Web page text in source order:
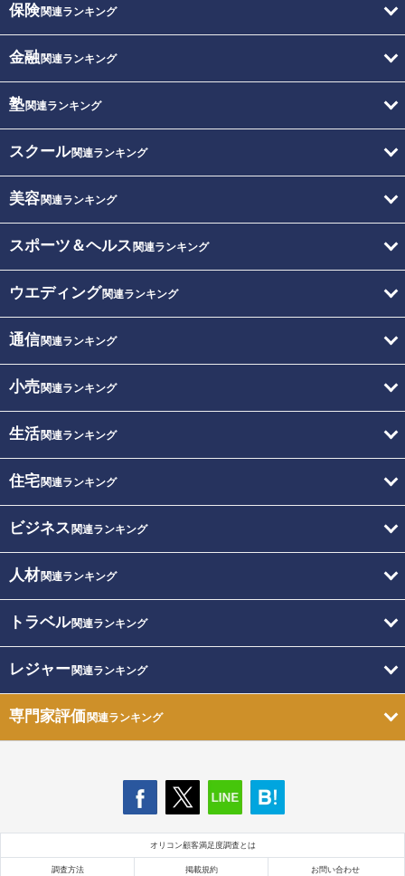
保険関連ランキング
金融関連ランキング
塾関連ランキング
スクール関連ランキング
美容関連ランキング
スポーツ＆ヘルス 関連ランキング
ウエディング関連ランキング
通信関連ランキング
小売関連ランキング
生活関連ランキング
住宅関連ランキング
ビジネス 関連ランキング
人材関連ランキング
トラベル関連ランキング
レジャー関連ランキング
専門家評価関連ランキング
オリコン顧客満足度調査とは
調査方法 掲載規約 お問い合わせ